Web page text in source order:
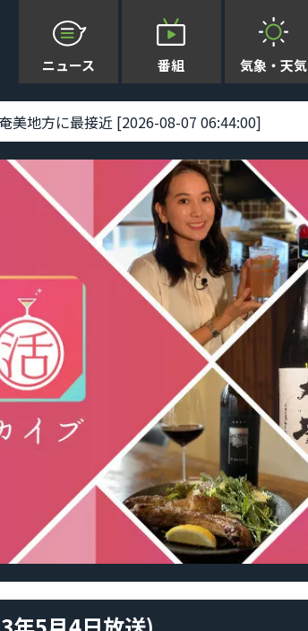
ニュース 番組 気象・天気
美地方に最接近 [2026-08-07 06:44:00]